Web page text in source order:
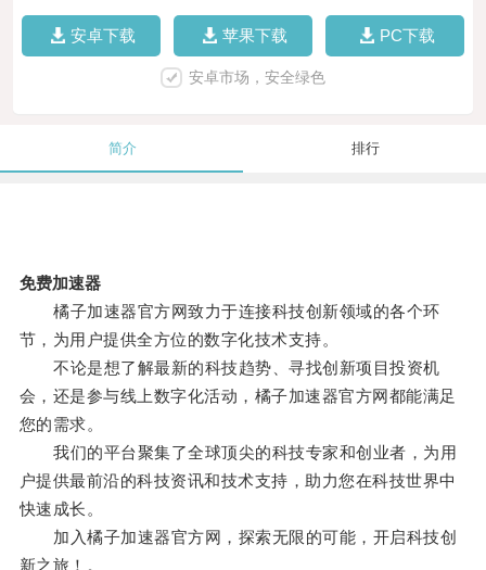
安卓下载 苹果下载 PC下载
安卓市场，安全绿色
简介 排行
免费加速器
橘子加速器官方网致力于连接科技创新领域的各个环
节，为用户提供全方位的数字化技术支持。
不论是想了解最新的科技趋势、寻找创新项目投资机
会，还是参与线上数字化活动，橘子加速器官方网都能满足
您的需求。
我们的平台聚集了全球顶尖的科技专家和创业者，为用
户提供最前沿的科技资讯和技术支持，助力您在科技世界中
快速成长。
加入橘子加速器官方网，探索无限的可能，开启科技创
新之旅！。